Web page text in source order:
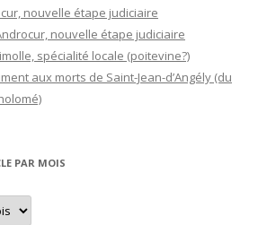
nouvelle étape judiciaire
nouvelle étape judiciaire
spécialité locale (poitevine?)
aux morts de Saint-Jean-d’Angély (du
PAR MOIS